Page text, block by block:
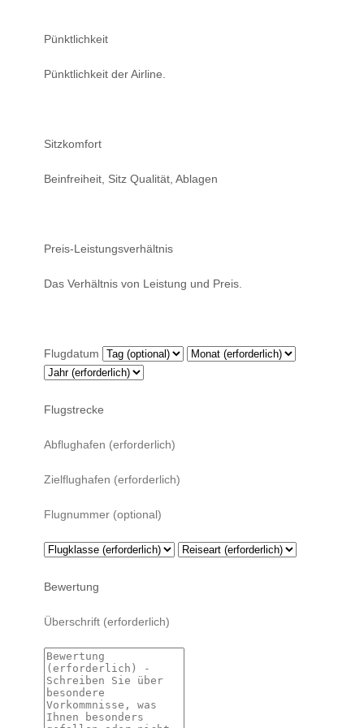
Pünktlichkeit
Pünktlichkeit der Airline.
Sitzkomfort
Beinfreiheit, Sitz Qualität, Ablagen
Preis-Leistungsverhältnis
Das Verhältnis von Leistung und Preis.
Flugdatum
Flugstrecke
Bewertung